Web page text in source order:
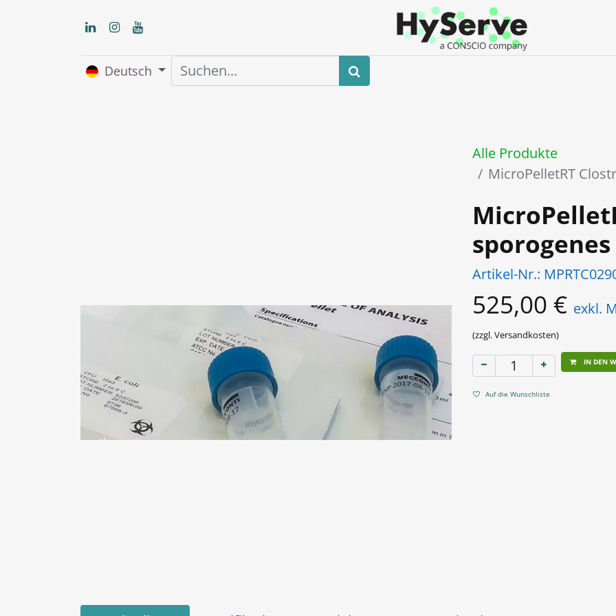
Deutsch
Alle Produkte
MicroPelletRT
sporogenes
Artikel-Nr.:
525,00 € exkl.
(zzgl. Versandkosten)
IN DEN
Auf die Wunschliste